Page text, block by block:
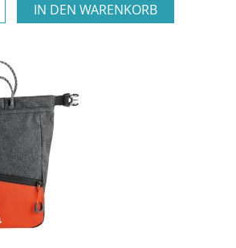
IN DEN WARENKORB